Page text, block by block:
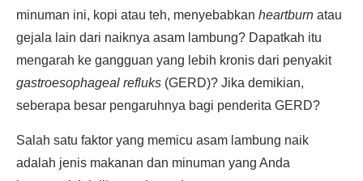
minuman ini, kopi atau teh, menyebabkan heartburn atau
gejala lain dari naiknya asam lambung? Dapatkah itu
mengarah ke gangguan yang lebih kronis dari penyakit
gastroesophageal refluks (GERD)? Jika demikian,
seberapa besar pengaruhnya bagi penderita GERD?
Salah satu faktor yang memicu asam lambung naik
adalah jenis makanan dan minuman yang Anda